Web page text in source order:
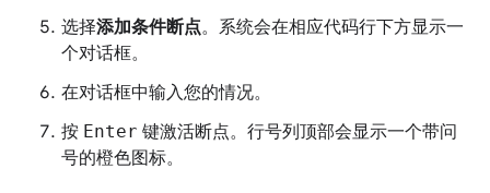
选择添加条件断点。系统会在相应代码行下方显示一
个对话框。
在对话框中输入您的情况。
按 Enter 键激活断点。行号列顶部会显示一个带问
号的橙色图标。